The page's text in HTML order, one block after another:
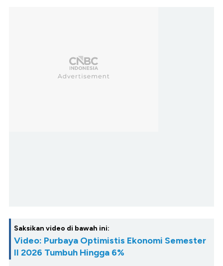
Saksikan video di bawah ini:
Video: Purbaya Optimistis Ekonomi Semester
II 2026 Tumbuh Hingga 6%